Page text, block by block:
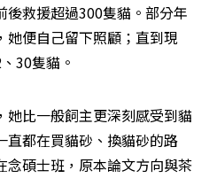
後救援超過300隻貓。部分年
便自己留下照顧；直到現
30隻貓。
她比一般飼主更深刻感受到貓
直都在買貓砂、換貓砂的路
念碩士班，原本論文方向與茶